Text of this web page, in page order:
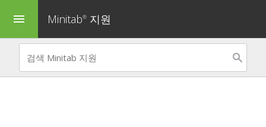
menu Minitab® 지원